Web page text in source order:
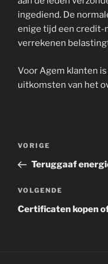
ingediend. De
enige tijd een credit-
verrekenen
Voor Agem klanten
uitkomsten van het
Bericht
Vorig
bericht
VORIGE
Teruggaaf
Volgend
bericht
VOLGENDE
Certificaten kopen